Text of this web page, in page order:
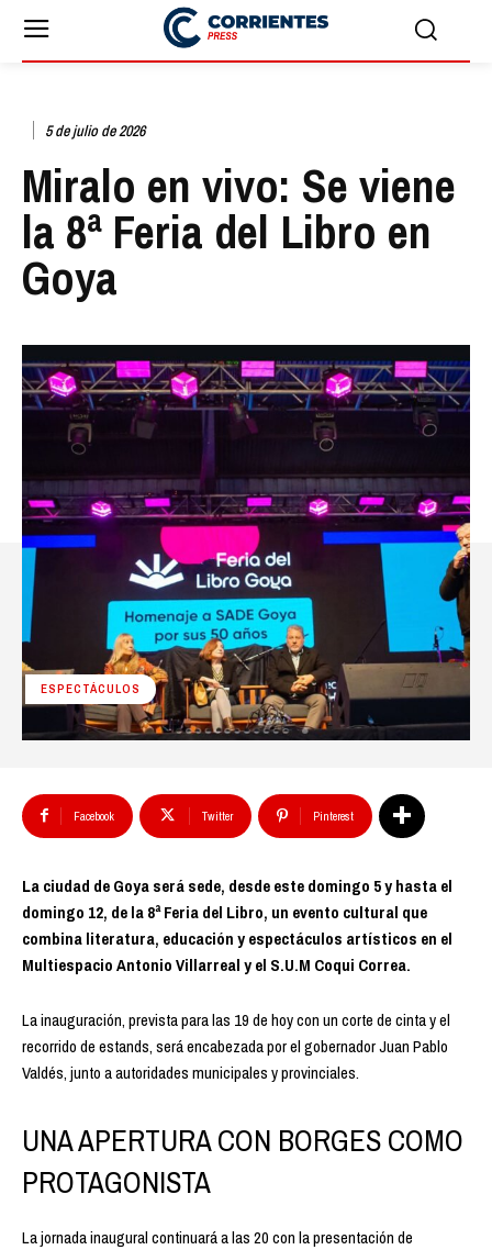
5 de julio de 2026
Miralo en vivo: Se viene
la 8ª Feria del Libro en
Goya
ESPECTÁCULOS
Facebook Twitter Pinterest
La ciudad de Goya será sede, desde este domingo 5 y hasta el
domingo 12, de la 8ª Feria del Libro, un evento cultural que
combina literatura, educación y espectáculos artísticos en el
Multiespacio Antonio Villarreal y el S.U.M Coqui Correa.
La inauguración, prevista para las 19 de hoy con un corte de cinta y el
recorrido de estands, será encabezada por el gobernador Juan Pablo
Valdés, junto a autoridades municipales y provinciales.
UNA APERTURA CON BORGES COMO
PROTAGONISTA
La jornada inaugural continuará a las 20 con la presentación de